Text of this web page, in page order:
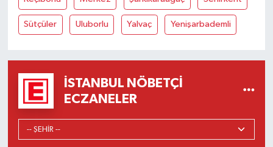
Sütçüler Uluborlu Yalvaç Yenişarbademli
İSTANBUL NÖBETÇI
ECZANELER